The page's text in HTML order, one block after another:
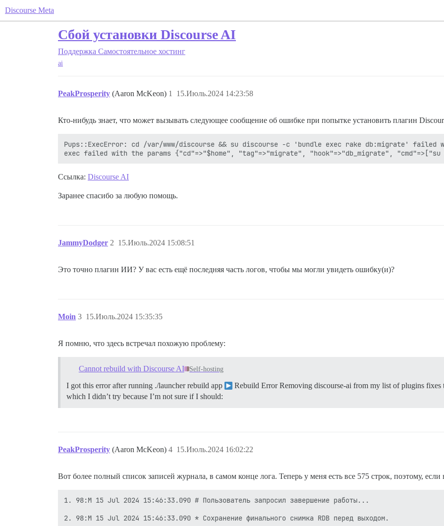
Discourse Meta
Сбой установки Discourse AI
Поддержка Самостоятельное хостинг
ai
PeakProsperity (Aaron McKeon) 15.Июль.2024 14:23:58
1
Кто-нибудь знает, что может вызывать следующее сообщение об ошибке при попытке установить плагин
Pups::ExecError: cd /var/www/discourse && su discourse -c 'bundle exec rake db:migrate'
Ссылка: Discourse AI
Заранее спасибо за любую помощь.
JammyDodger 15.Июль.2024 15:08:51
2
Это точно плагин ИИ? У вас есть ещё последняя часть логов, чтобы мы могли увидеть ошибку(и)?
Moin 15.Июль.2024 15:35:35
3
Я помню, что здесь встречал похожую проблему:
Cannot rebuild with Discourse AI Self-hosting
I got this error after running ./launcher rebuild app Rebuild Error Removing discourse-ai from my list of plugins fixes
which I didn’t try because I’m not sure if I should:
PeakProsperity (Aaron McKeon) 15.Июль.2024 16:02:22
4
Вот более полный список записей журнала, в самом конце лога. Теперь у меня есть все 575 строк, поэтому,
1. 98:M 15 Jul 2024 15:46:33.090 # Пользователь запросил завершение работы...
2. 98:M 15 Jul 2024 15:46:33.090 * Сохранение финального снимка RDB перед выходом.